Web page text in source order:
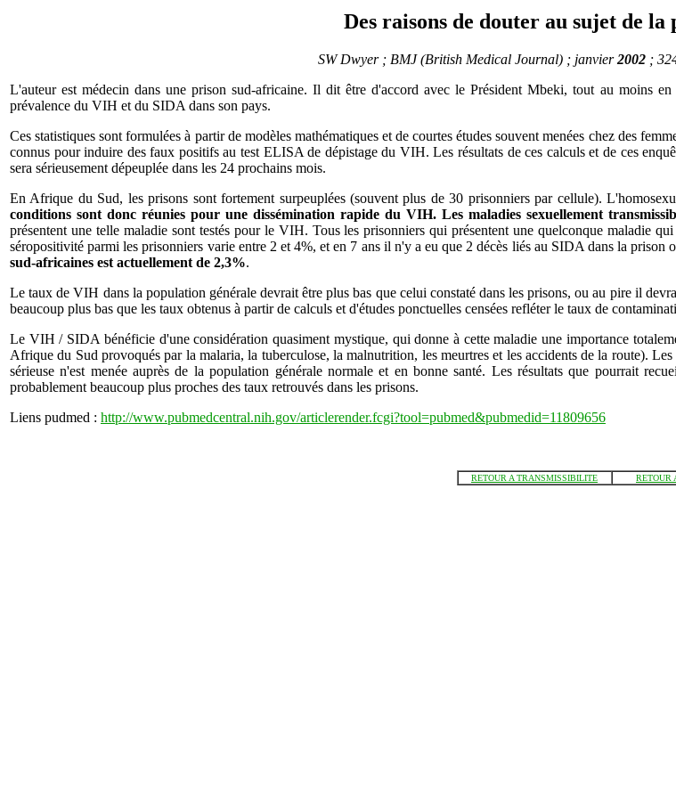
Des raisons de douter au sujet de
SW Dwyer ; BMJ (British Medical Journal) ; janvier2002;
L'auteur est médecin dans une prison sud-africaine. Il dit être d'accord avec le Président Mbeki, tout au moins
prévalence du VIH et du SIDA dans son pays.
Ces statistiques sont formulées à partir de modèles mathématiques et de courtes études souvent menées chez des
connus pour induire des faux positifs au test ELISA de dépistage du VIH. Les résultats de ces calculs et de ces
sera sérieusement dépeuplée dans les 24 prochains mois.
En Afrique du Sud, les prisons sont fortement surpeuplées (souvent plus de 30 prisonniers par cellule).
conditions sont donc réunies pour une dissémination rapide du VIH. Les maladies sexuellement
présentent une telle maladie sont testés pour le VIH. Tous les prisonniers qui présentent une quelconque maladie
séropositivité parmi les prisonniers varie entre 2 et 4%, et en 7 ans il n'y a eu que 2 décès liés au SIDA dans la prison
sud-africaines est actuellement de 2,3%.
Le taux de VIH dans la population générale devrait être plus bas que celui constaté dans les prisons, ou au pire il
beaucoup plus bas que les taux obtenus à partir de calculs et d'études ponctuelles censées refléter le taux de
Le VIH / SIDA bénéficie d'une considération quasiment mystique, qui donne à cette maladie une importance
Afrique du Sud provoqués par la malaria, la tuberculose, la malnutrition, les meurtres et les accidents de la route).
sérieuse n'est menée auprès de la population générale normale et en bonne santé. Les résultats que pourrait
probablement beaucoup plus proches des taux retrouvés dans les prisons.
Liens pudmed : http://www.pubmedcentral.nih.gov/articlerender.fcgi?tool=pubmed&pubmedid=11809656
RETOUR A TRANSMISSIBILITE RETOUR